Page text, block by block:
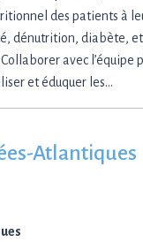
des patients à
dénutrition, diabète,
avec l’équipe
et éduquer les…
Atlantiques